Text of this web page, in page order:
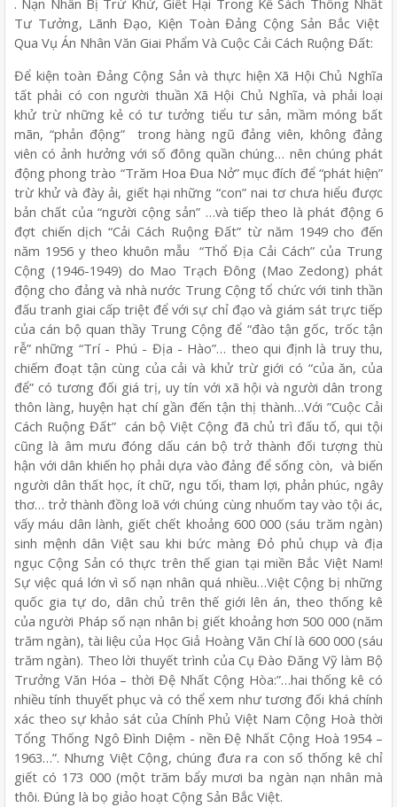
. Nạn Nhân Bị Trừ Khử, Giết Hại Trong Kế Sách Thống Nhất
Tư Tưởng, Lãnh Đạo, Kiện Toàn Đảng Cộng Sản Bắc Việt
Qua Vụ Án Nhân Văn Giai Phẩm Và Cuộc Cải Cách Ruộng Đất:
Để kiện toàn Đảng Cộng Sản và thực hiện Xã Hội Chủ Nghĩa
tất phải có con người thuần Xã Hội Chủ Nghĩa, và phải loại
khử trừ những kẻ có tư tưởng tiểu tư sản, mầm móng bất
mãn, “phản động” trong hàng ngũ đảng viên, không đảng
viên có ảnh hưởng với số đông quần chúng… nên chúng phát
động phong trào “Trăm Hoa Đua Nở” mục đích để “phát hiện”
trừ khử và đày ải, giết hại những “con” nai tơ chưa hiểu được
bản chất của “người cộng sản” …và tiếp theo là phát động 6
đợt chiến dịch “Cải Cách Ruộng Đất” từ năm 1949 cho đến
năm 1956 y theo khuôn mẫu “Thổ Địa Cải Cách” của Trung
Cộng (1946-1949) do Mao Trạch Đông (Mao Zedong) phát
động cho đảng và nhà nước Trung Cộng tổ chức với tinh thần
đấu tranh giai cấp triệt để với sự chỉ đạo và giám sát trực tiếp
của cán bộ quan thầy Trung Cộng để “đào tận gốc, trốc tận
rễ” những “Trí - Phú - Địa - Hào”… theo qui định là truy thu,
chiếm đoạt tận cùng của cải và khử trừ giới có “của ăn, của
để” có tương đối giá trị, uy tín với xã hội và người dân trong
thôn làng, huyện hạt chí gần đến tận thị thành…Với ”Cuộc Cải
Cách Ruộng Đất” cán bộ Việt Cộng đã chủ trì đấu tố, qui tội
cũng là âm mưu đóng dấu cán bộ trở thành đối tượng thù
hận với dân khiến họ phải dựa vào đảng để sống còn, và biến
người dân thất học, ít chữ, ngu tối, tham lợi, phản phúc, ngây
thơ… trở thành đồng loã với chúng cùng nhuốm tay vào tội ác,
vấy máu dân lành, giết chết khoảng 600 000 (sáu trăm ngàn)
sinh mệnh dân Việt sau khi bức màng Đỏ phủ chụp và địa
ngục Cộng Sản có thực trên thế gian tại miền Bắc Việt Nam!
Sự việc quá lớn vì số nạn nhân quá nhiều…Việt Cộng bị những
quốc gia tự do, dân chủ trên thế giới lên án, theo thống kê
của người Pháp số nạn nhân bị giết khoảng hơn 500 000 (năm
trăm ngàn), tài liệu của Học Giả Hoàng Văn Chí là 600 000 (sáu
trăm ngàn). Theo lời thuyết trình của Cụ Đào Đăng Vỹ làm Bộ
Trưởng Văn Hóa – thời Đệ Nhất Cộng Hòa:”…hai thống kê có
nhiều tính thuyết phục và có thể xem như tương đối khá chính
xác theo sự khảo sát của Chính Phủ Việt Nam Cộng Hoà thời
Tổng Thống Ngô Đình Diệm - nền Đệ Nhất Cộng Hoà 1954 –
1963…”. Nhưng Việt Cộng, chúng đưa ra con số thống kê chỉ
giết có 173 000 (một trăm bẩy mươi ba ngàn nạn nhân mà
thôi. Đúng là bọ giảo hoạt Cộng Sản Bắc Việt.